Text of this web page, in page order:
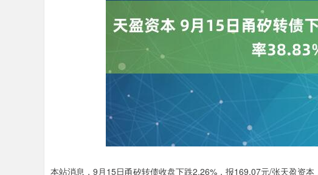
本站消息，9月15日甬矽转债收盘下跌2.26%，报169.07元/张天盈资本
深证成指 14311.01